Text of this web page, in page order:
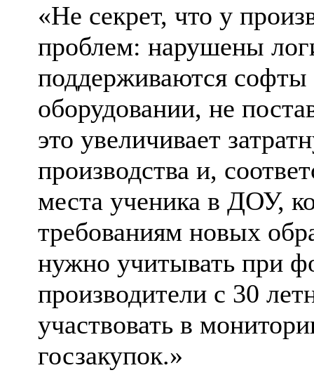
«Не секрет, что у
проблем: нарушены
поддерживаются софты
оборудовании, не
это увеличивает
производства и,
места ученика в ДОУ,
требованиям новых
нужно учитывать при
производители с 30
участвовать в
госзакупок.»